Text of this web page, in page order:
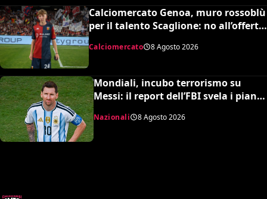
Calciomercato Genoa, muro rossoblù
per il talento Scaglione: no all’offerta
da un milione del Borussia
Dortmund
Calciomercato 8 Agosto 2026
Mondiali, incubo terrorismo su
Messi: il report dell’FBI svela i piani
sventati durante la Coppa del
Mondo
Nazionali 8 Agosto 2026